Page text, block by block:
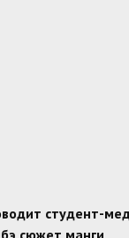
студент-
сюжет манги